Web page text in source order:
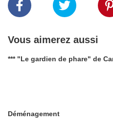
Vous aimerez aussi
*** "Le gardien de phare" de
Déménagement